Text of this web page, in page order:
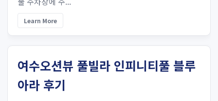
Learn More
여수오션뷰 풀빌라 인피니티풀 블루
아라 후기